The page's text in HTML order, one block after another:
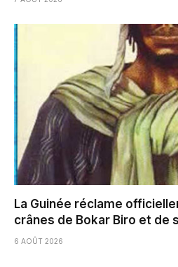
La Guinée réclame
crânes de Bokar Biro et de
6 AOÛT 2026